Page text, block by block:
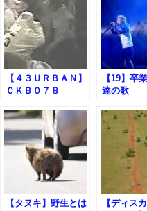
【４３ＵＲＢＡＮ】
ＣＫＢ０７８
【19】卒
達の歌
【タヌキ】野生とは
【ディス